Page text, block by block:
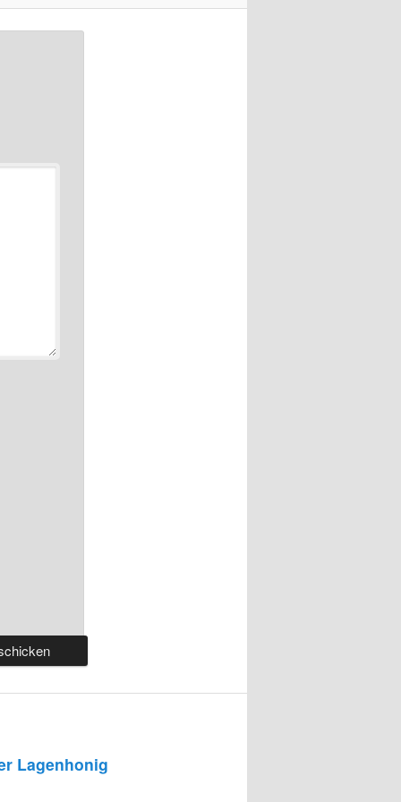
Lagenhonig